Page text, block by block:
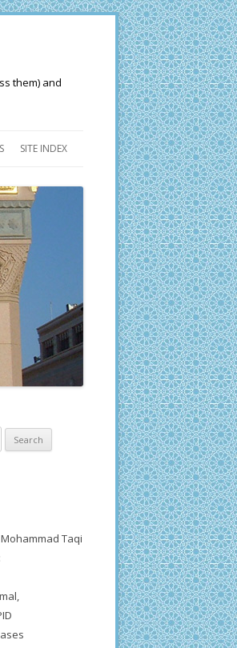
them) and
SITE INDEX
Taqi